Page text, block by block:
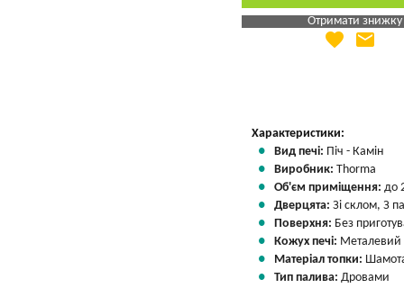
Отримати знижку
Яка Ваша ціна
favorite email
Характеристики:
Вид печі: Піч - Камін
Виробник: Thorma
Об'єм приміщення: до
Дверцята: Зі склом, З
Поверхня: Без
Кожух печі: Металевий
Матеріал топки:
Тип палива: Дровами